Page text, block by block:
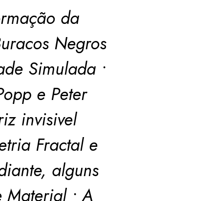
da
Negros
Simulada •
e Peter
invisivel
Fractal e
alguns
• A